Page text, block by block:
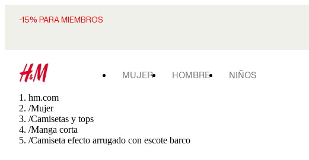
-15% PARA MIEMBROS
MUJER HOMBRE NIÑOS
hm.com
/Mujer
/Camisetas y tops
/Manga corta
/Camiseta efecto arrugado con escote barco